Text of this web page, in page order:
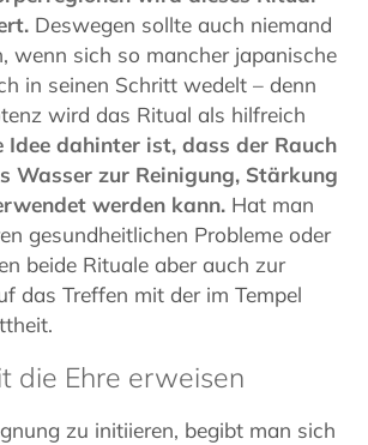
Deswegen sollte auch niemand
wenn sich so mancher japanische
in seinen Schritt wedelt – denn
wird das Ritual als hilfreich
Idee dahinter ist, dass der Rauch
Wasser zur Reinigung, Stärkung
werden kann. Hat man
gesundheitlichen Probleme oder
beide Rituale aber auch zur
das Treffen mit der im Tempel
die Ehre erweisen
zu initiieren, begibt man sich